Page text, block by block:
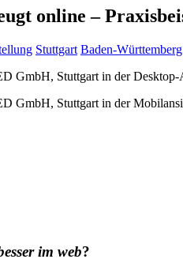
online –
Stuttgart Baden-Württemberg
im web?